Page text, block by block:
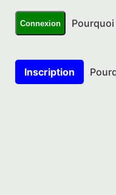
Connexion
Inscription